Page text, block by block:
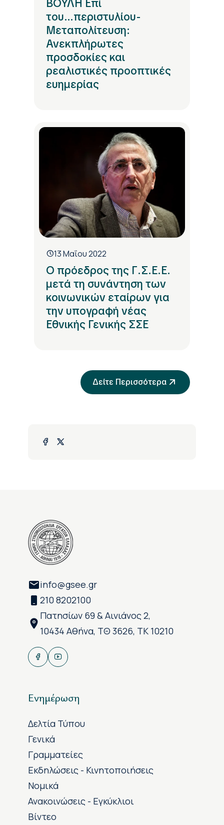
ΒΟΥΛΗ Επί
του...περιστυλίου-
Μεταπολίτευση:
Ανεκπλήρωτες
προσδοκίες και
ρεαλιστικές προοπτικές
ευημερίας
13 Μαΐου 2022
Ο πρόεδρος της Γ.Σ.Ε.Ε.
μετά τη συνάντηση των
κοινωνικών εταίρων για
την υπογραφή νέας
Εθνικής Γενικής ΣΣΕ
Δείτε Περισσότερα
info@gsee.gr
210 8202100
Πατησίων 69 & Αινιάνος 2,
10434 Αθήνα, ΤΘ 3626, ΤΚ 10210
Ενημέρωση
Δελτία Τύπου
Γενικά
Γραμματείες
Εκδηλώσεις - Κινητοποιήσεις
Νομικά
Ανακοινώσεις - Εγκύκλιοι
Βίντεο